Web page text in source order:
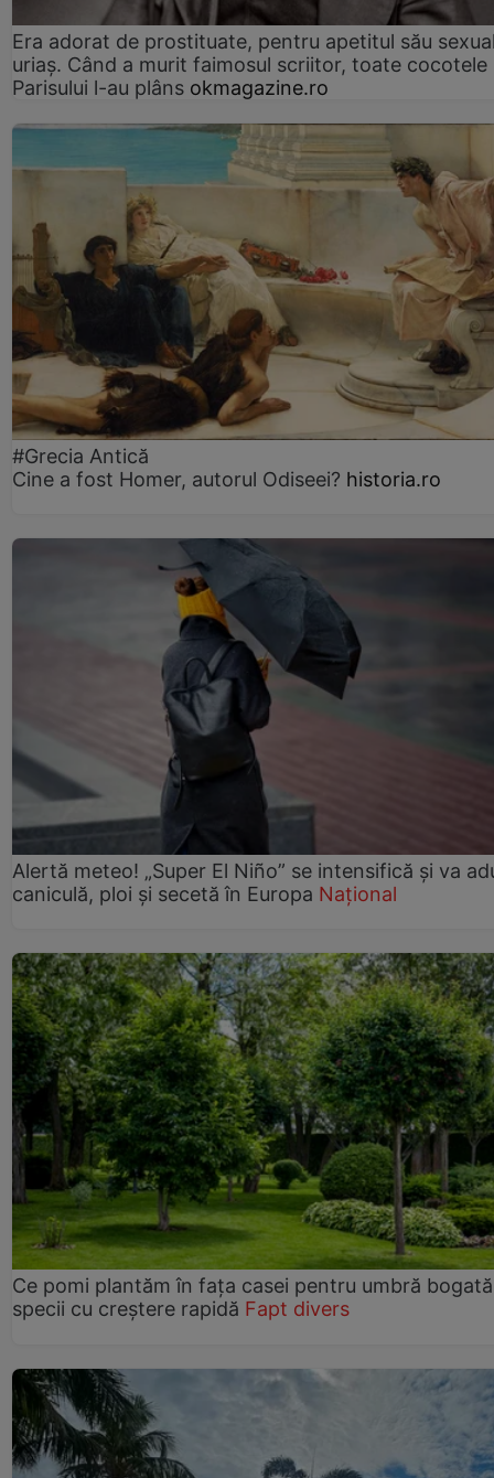
Era adorat de prostituate, pentru apetitul său
uriaș. Când a murit faimosul scriitor, toate cocotele
Parisului l-au plâns okmagazine.ro
#Grecia Antică
Cine a fost Homer, autorul Odiseei? historia.ro
Alertă meteo! „Super El Niño” se intensifică și va
caniculă, ploi și secetă în Europa Național
Ce pomi plantăm în fața casei pentru umbră
specii cu creștere rapidă Fapt divers